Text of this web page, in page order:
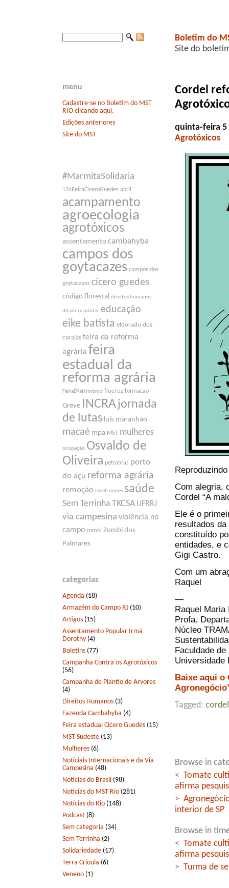
menu
Cadastre-se no Boletim do MST
RIO clicando aqui.
Edições anteriores
Site do MST
#MarmitaSolidaria
12aFeiraCíceroGuedes abril
acampamento
agroecologia
agrotóxicos
assentamento cambahyba
campos dos
goytacazes campos dos
goytacazes cícero guedes
código florestal direitos humanos
ditadura militar educação
eike batista eldorado dos
carajás feira da reforma
agrária feira
estadual da
reforma agrária
FeiraÉPatrimônio fiocruz formacao
Greve INCRA jornada
de lutas luís maranhão
macaé mpa MST mulheres
ocupação Osvaldo de
Oliveira petrobras porto
do açu reforma agrária
remoção roseli nunes saúde
Sem Terrinha TKCSA UFRRJ
via campesina violência no
campo zumbi Zumbi dos
Palmares
categorias
Agenda (18)
Armazém do Campo RJ (10)
Artigos (15)
Assentamento Popular Irmã
Dorothy (4)
Boletins (77)
Campanha Contra os Agrotóxicos
(56)
Campanha de Plantio de Arvores
(4)
Direitos Humanos (3)
Fazenda Cambahyba (4)
Feira estadual Cícero Guedes (15)
MST Sudeste (13)
Mulheres (6)
Notíciais Internacionais e da Via
Campesina (48)
Notícias do Brasil (98)
Notícias do MST Rio (281)
Notícias do Rio (148)
Podcast (8)
Sem categoria (34)
Sem Terrinha (2)
Solidariedade (17)
Terra Crioula (6)
Veneno (1)
Boletim do
Site do
Cordel
quinta-feira
Agrotóxicos
Com alegria,
Cordel “A
Ele é o
resultados
constituído
entidades, e
Gigi Castro.
Com um
Raquel
—
Raquel Maria
Profa.
Núcleo
Faculdade de
Universidade
Baixe aqui o
Tagged: cordel
Browse in
< Tomate
afirma
>
interior de SP
Browse in
< Tomate
afirma
> Turma de